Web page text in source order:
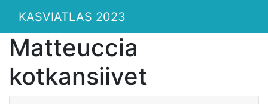
KASVIATLAS 2023
Matteuccia
kotkansiivet